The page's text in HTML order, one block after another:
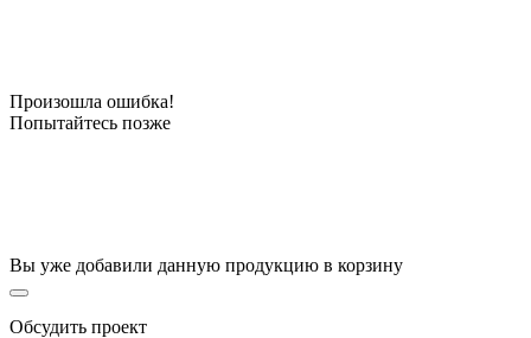
Произошла ошибка!
Попытайтесь позже
Вы уже добавили данную продукцию в корзину
Обсудить проект